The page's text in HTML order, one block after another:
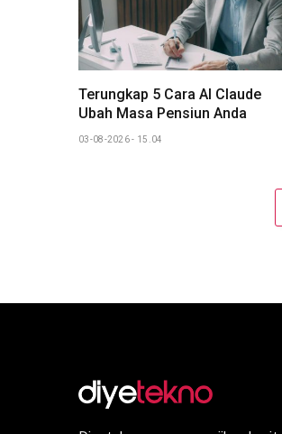
Terungkap 5 Cara AI Claude
Ubah Masa Pensiun Anda
03-08-2026 - 15.04